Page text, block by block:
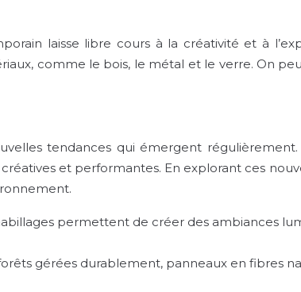
laisse libre cours à la créativité et à
comme le bois, le métal et le verre. On
tendances qui émergent
et performantes. En explorant ces
permettent de créer des ambiances
gérées durablement, panneaux en fibres